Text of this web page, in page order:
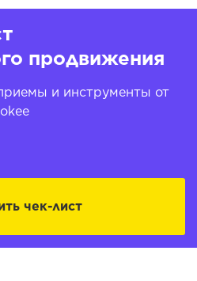
продвижения
и инструменты от
чек-лист